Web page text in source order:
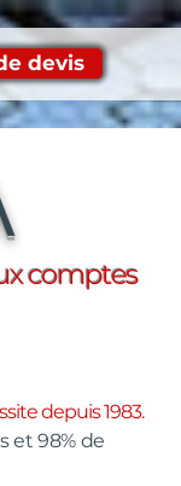
devis
comptes
depuis 1983.
et 98% de